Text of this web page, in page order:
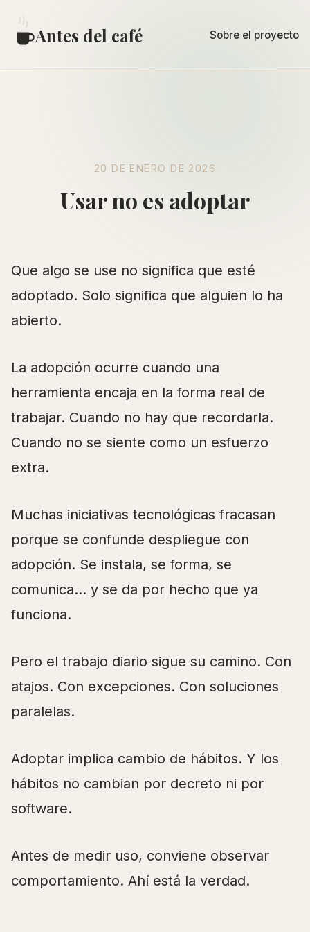
Antes del café Sobre el proyecto
20 DE ENERO DE 2026
Usar no es adoptar
Que algo se use no significa que esté
adoptado. Solo significa que alguien lo ha
abierto.
La adopción ocurre cuando una
herramienta encaja en la forma real de
trabajar. Cuando no hay que recordarla.
Cuando no se siente como un esfuerzo
extra.
Muchas iniciativas tecnológicas fracasan
porque se confunde despliegue con
adopción. Se instala, se forma, se
comunica… y se da por hecho que ya
funciona.
Pero el trabajo diario sigue su camino. Con
atajos. Con excepciones. Con soluciones
paralelas.
Adoptar implica cambio de hábitos. Y los
hábitos no cambian por decreto ni por
software.
Antes de medir uso, conviene observar
comportamiento. Ahí está la verdad.